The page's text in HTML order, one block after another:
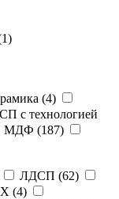
1)
(4)
с технологией
МДФ (187)
ЛДСП (62)
(4)